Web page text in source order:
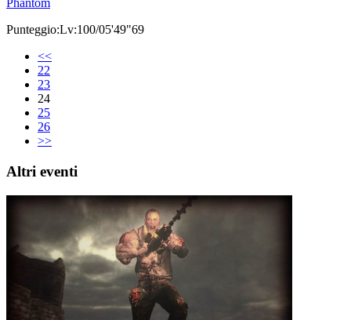
Phantom
Punteggio:Lv:100/05'49"69
<<
22
23
24
25
26
>>
Altri eventi